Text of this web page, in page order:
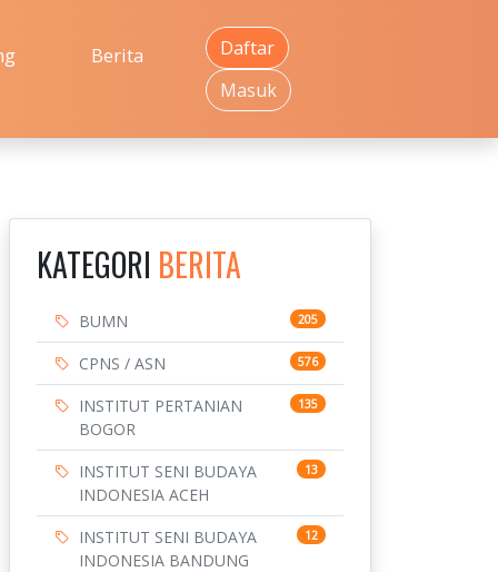
Berita
Daftar
Masuk
KATEGORI BERITA
BUMN 205
CPNS / ASN 576
INSTITUT PERTANIAN
BOGOR
135
INSTITUT SENI BUDAYA
INDONESIA ACEH
13
INSTITUT SENI BUDAYA
INDONESIA BANDUNG
12